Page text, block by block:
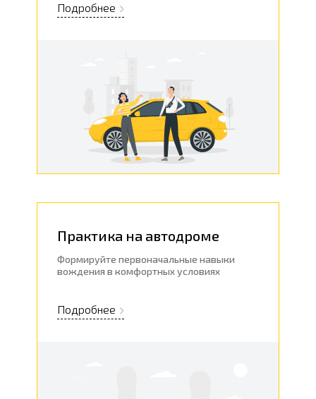
Подробнее
Практика на автодроме
Формируйте первоначальные навыки
вождения в комфортных условиях
Подробнее